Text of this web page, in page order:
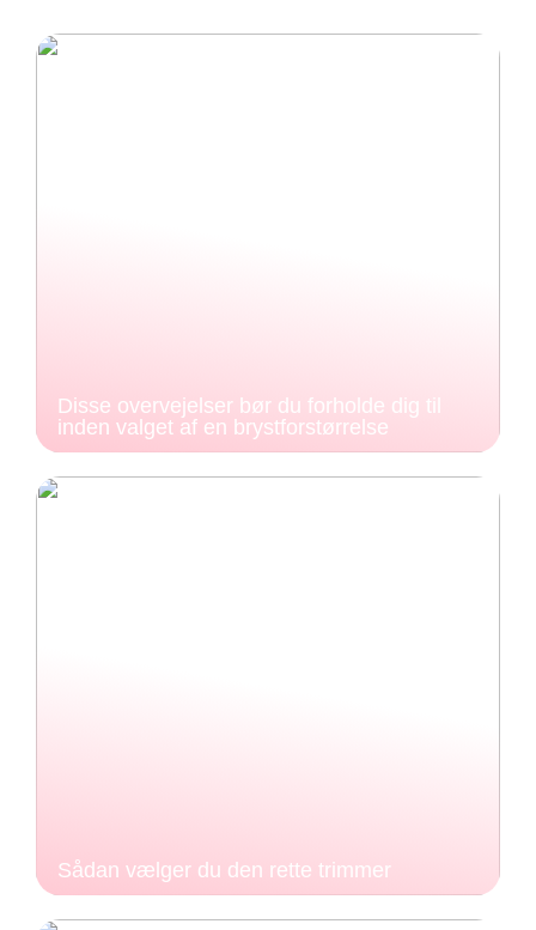
Disse overvejelser bør du forholde dig til
inden valget af en brystforstørrelse
Sådan vælger du den rette trimmer